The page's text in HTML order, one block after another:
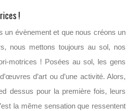
!
un évènement et que nous créons un
nous mettons toujours au sol, nos
motrices ! Posées au sol, les gens
d’art ou d’une activité. Alors,
dessus pour la première fois, leurs
la même sensation que ressentent